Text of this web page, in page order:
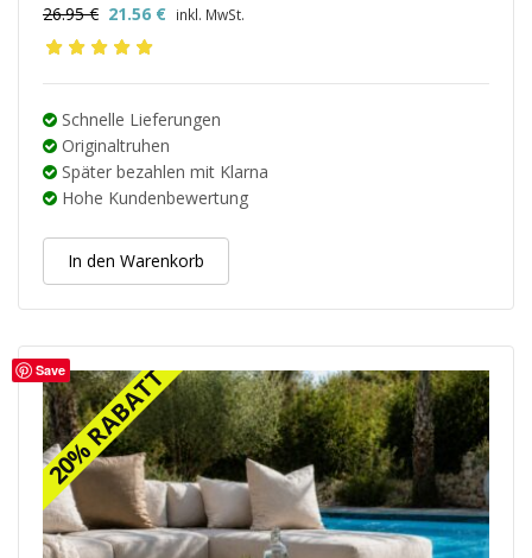
26.95€
Ursprünglicher
Preis
war:
26.95 €
21.56 €
Aktueller
Preis
ist:
21.56 €.
inkl. MwSt.
Schnelle Lieferungen
Originaltruhen
Später bezahlen mit Klarna
Hohe Kundenbewertung
In den Warenkorb
Save
20% RABATT
20% RABATT